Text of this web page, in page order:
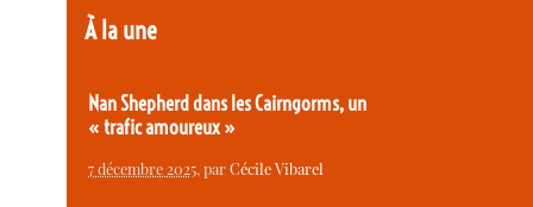
À la une
Nan Shepherd dans les Cairngorms, un
« trafic amoureux »
7 décembre 2025, parCécile Vibarel